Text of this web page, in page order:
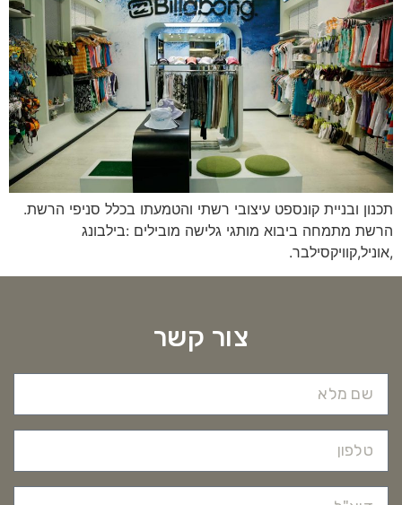
תכנון ובניית קונספט עיצובי רשתי והטמעתו בכלל סניפי הרשת.
הרשת מתמחה ביבוא מותגי גלישה מובילים :בילבונג
,אוניל,קוויקסילבר.
צור קשר